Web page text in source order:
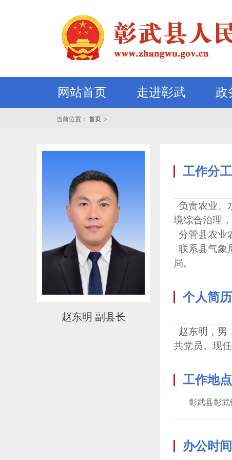
网站首页 走进彰武 政
当前位置： 首页 ＞
赵东明 副县长
工作分工
负责农业、
境综合治理
分管县农业
联系县气象
局。
个人简历
赵东明，男
共党员。现
工作地点
彰武县彰武
办公时间